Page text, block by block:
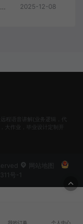
基于SpringBoot+MySQL+Vue.js的广西文化传承小程序(附论文) 2025-12-08
程语音讲解(业务逻辑，代
大作业，毕业设计定制开
网站地图
号-1